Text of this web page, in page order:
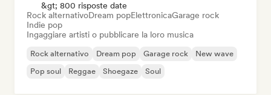
&gt; 800 risposte date
Rock alternativoDream popElettronicaGarage rock
Indie pop
Ingaggiare artisti o pubblicare la loro musica
Rock alternativo Dream pop Garage rock
New wave
Pop soul
Reggae Shoegaze Soul